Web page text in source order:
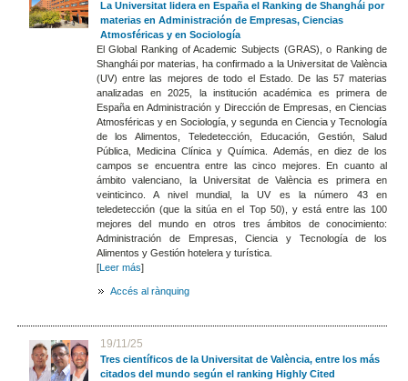
La Universitat lidera en España el Ranking de Shanghái por
materias en Administración de Empresas, Ciencias
Atmosféricas y en Sociología
El Global Ranking of Academic Subjects (GRAS), o Ranking de
Shanghái por materias, ha confirmado a la Universitat de València
(UV) entre las mejores de todo el Estado. De las 57 materias
analizadas en 2025, la institución académica es primera de
España en Administración y Dirección de Empresas, en Ciencias
Atmosféricas y en Sociología, y segunda en Ciencia y Tecnología
de los Alimentos, Teledetección, Educación, Gestión, Salud
Pública, Medicina Clínica y Química. Además, en diez de los
campos se encuentra entre las cinco mejores. En cuanto al
ámbito valenciano, la Universitat de València es primera en
veinticinco. A nivel mundial, la UV es la número 43 en
teledetección (que la sitúa en el Top 50), y está entre las 100
mejores del mundo en otros tres ámbitos de conocimiento:
Administración de Empresas, Ciencia y Tecnología de los
Alimentos y Gestión hotelera y turística.
[Leer más]
Accés al rànquing
19/11/25
Tres científicos de la Universitat de València, entre los más
citados del mundo según el ranking Highly Cited